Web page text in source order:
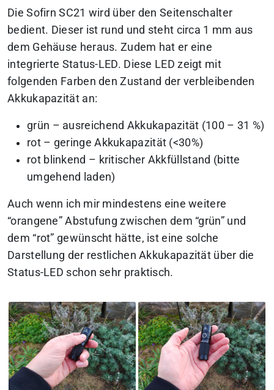
Die Sofirn SC21 wird über den Seitenschalter
bedient. Dieser ist rund und steht circa 1 mm aus
dem Gehäuse heraus. Zudem hat er eine
integrierte Status-LED. Diese LED zeigt mit
folgenden Farben den Zustand der verbleibenden
Akkukapazität an:
grün – ausreichend Akkukapazität (100 – 31 %)
rot – geringe Akkukapazität (<30%)
rot blinkend – kritischer Akkfüllstand (bitte
umgehend laden)
Auch wenn ich mir mindestens eine weitere
“orangene” Abstufung zwischen dem “grün” und
dem “rot” gewünscht hätte, ist eine solche
Darstellung der restlichen Akkukapazität über die
Status-LED schon sehr praktisch.